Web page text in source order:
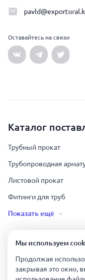
Оставайтесь на связи
Каталог
Трубный прокат
Трубопроводная
Листовой прокат
Фитинги для труб
Показать ещё
Урал Тех Экспорт —
Все права защищены.
Мы используем
Продолжая
закрывая это окно,